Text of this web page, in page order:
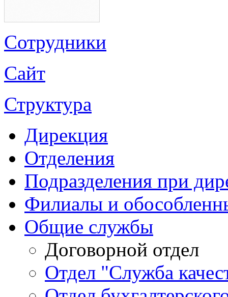
Сотрудники
Сайт
Структура
Дирекция
Отделения
Подразделения при
Филиалы и
Общие службы
Договорной отдел
Отдел "Служба